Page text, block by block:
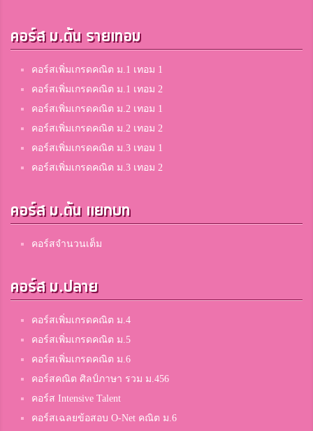
คอร์ส ม.ต้น รายเทอม
คอร์สเพิ่มเกรดคณิต ม.1 เทอม 1
คอร์สเพิ่มเกรดคณิต ม.1 เทอม 2
คอร์สเพิ่มเกรดคณิต ม.2 เทอม 1
คอร์สเพิ่มเกรดคณิต ม.2 เทอม 2
คอร์สเพิ่มเกรดคณิต ม.3 เทอม 1
คอร์สเพิ่มเกรดคณิต ม.3 เทอม 2
คอร์ส ม.ต้น แยกบท
คอร์สจำนวนเต็ม
คอร์ส ม.ปลาย
คอร์สเพิ่มเกรดคณิต ม.4
คอร์สเพิ่มเกรดคณิต ม.5
คอร์สเพิ่มเกรดคณิต ม.6
คอร์สคณิต ศิลป์ภาษา รวม ม.456
คอร์ส Intensive Talent
คอร์สเฉลยข้อสอบ O-Net คณิต ม.6